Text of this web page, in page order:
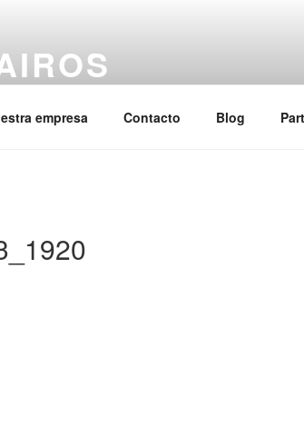
empresa Contacto Blog